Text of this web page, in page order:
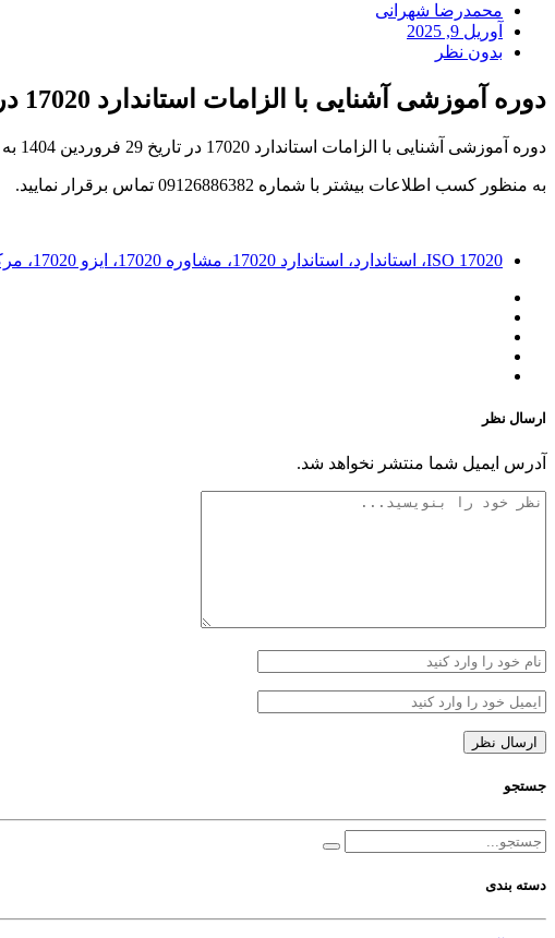
محمدرضا شهرانی
آوریل 9, 2025
بدون نظر
دوره آموزشی آشنایی با الزامات استاندارد 17020 در تاریخ 29 فروردین 1404 برگزار می شود.
دوره آموزشی آشنایی با الزامات استاندارد 17020 در تاریخ 29 فروردین 1404 به مدت 8 ساعت برگزار می شود.
به منظور کسب اطلاعات بیشتر با شماره 09126886382 تماس برقرار نمایید.
ISO 17020، استاندارد، استاندارد 17020، مشاوره 17020، ایزو 17020، مرکز ملی تایید صلاحیت، استاندارد 17020، استاندارد، شرکت های بازرسی، شرکت های بازرسی فنی، شرکت های بازرسی کالا
ارسال نظر
آدرس ایمیل شما منتشر نخواهد شد.
جستجو
دسته بندی